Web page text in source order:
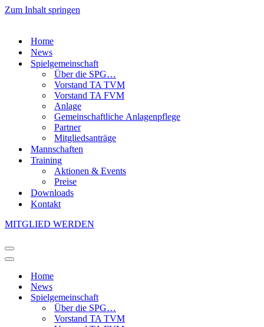
Zum Inhalt springen
Home
News
Spielgemeinschaft
Über die SPG…
Vorstand TA TVM
Vorstand TA FVM
Anlage
Gemeinschaftliche Anlagenpflege
Partner
Mitgliedsanträge
Mannschaften
Training
Aktionen & Events
Preise
Downloads
Kontakt
MITGLIED WERDEN
Navigationsmenü
Navigationsmenü
Home
News
Spielgemeinschaft
Über die SPG…
Vorstand TA TVM